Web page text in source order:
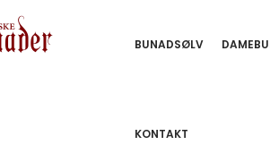
BUNADSØLV
KONTAKT